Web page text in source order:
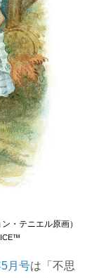
・テニエル原画）
5月号は「不思